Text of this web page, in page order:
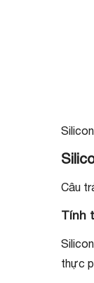
Câu
Tính
thực